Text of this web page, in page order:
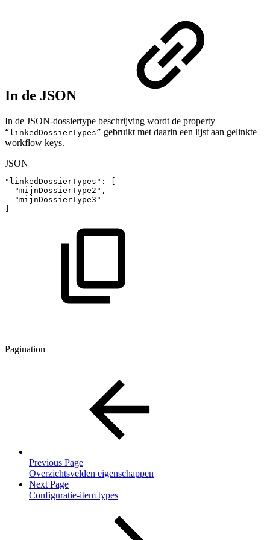
In de JSON
In de JSON-dossiertype beschrijving wordt de property
“linkedDossierTypes” gebruikt met daarin een lijst aan gelinkte
workflow keys.
JSON
"linkedDossierTypes" :
"mijnDossierType2" ,
"mijnDossierType3"
Pagination
Previous Page
Overzichtsvelden eigenschappen
Next Page
Configuratie-item types